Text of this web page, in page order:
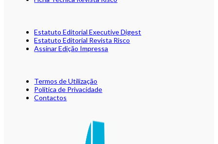
Estatuto Editorial Executive Digest
Estatuto Editorial Revista Risco
Assinar Edição Impressa
Termos de Utilização
Política de Privacidade
Contactos